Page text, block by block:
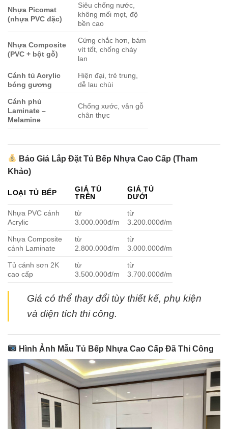
Nhựa Picomat
(nhựa PVC đặc)
Siêu chống nước,
không mối mọt, độ
bền cao
Nhựa Composite
(PVC + bột gỗ)
Cứng chắc hơn, bám
vít tốt, chống cháy
lan
Cánh tủ Acrylic
bóng gương
Hiện đại, trẻ trung,
dễ lau chùi
Cánh phủ
Laminate –
Melamine
Chống xước, vân gỗ
chân thực
Báo Giá Lắp Đặt Tủ Bếp Nhựa Cao Cấp (Tham
Khảo)
LOẠI TỦ BẾP
GIÁ TỦ
TRÊN
GIÁ TỦ
DƯỚI
Nhựa PVC cánh
Acrylic
từ
3.000.000đ/m
từ
3.200.000đ/m
Nhựa Composite
cánh Laminate
từ
2.800.000đ/m
từ
3.000.000đ/m
Tủ cánh sơn 2K
cao cấp
từ
3.500.000đ/m
từ
3.700.000đ/m
Giá có thể thay đổi tùy thiết kế, phụ kiện
và diện tích thi công.
Hình Ảnh Mẫu Tủ Bếp Nhựa Cao Cấp Đã Thi Công